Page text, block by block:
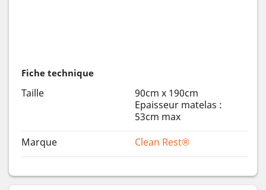
Fiche technique
Taille
90cm x 190cm
Epaisseur matelas :
53cm max
Marque
Clean Rest®